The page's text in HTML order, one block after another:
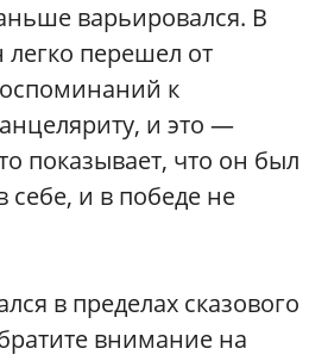
варьировался. В
легко перешел от
к
и это —
показывает, что он был
себе, и в победе не
в пределах сказового
внимание на